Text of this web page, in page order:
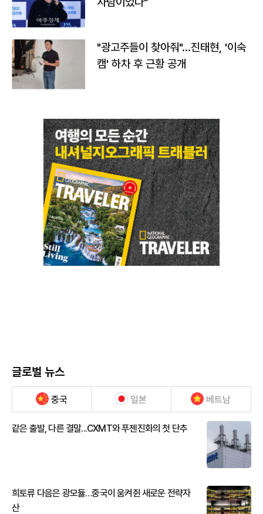
"광고주들이 찾아줘"…진태현, '이숙
캠' 하차 후 근황 공개
글로벌 뉴스
중국 일본 베트남
같은 출발, 다른 결말...CXMT와 푸젠진화의 첫 단추
희토류 다음은 광모듈…중국이 움켜쥔 새로운 전략자
산